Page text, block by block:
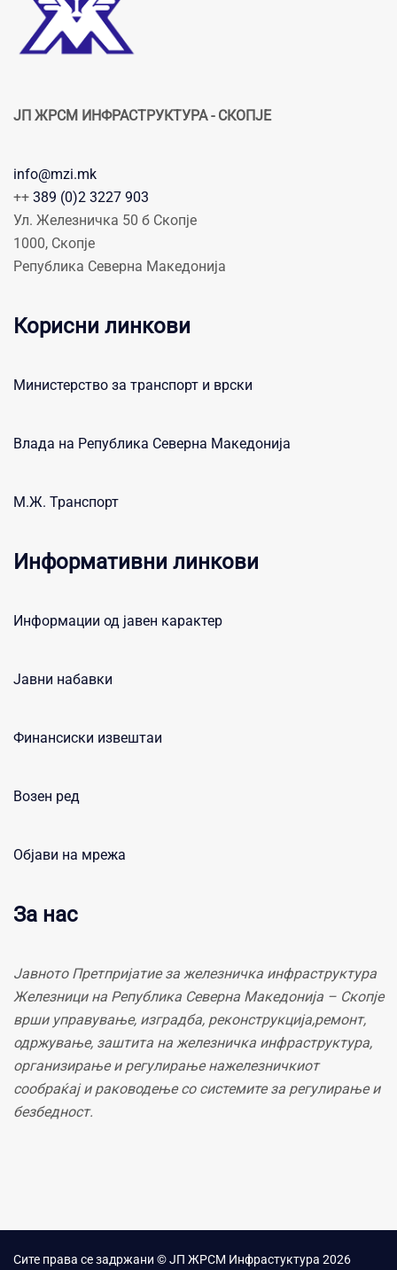
ЈП ЖРСМ ИНФРАСТРУКТУРА - СКОПЈЕ
info@mzi.mk
++ 389 (0)2 3227 903
Ул. Железничка 50 б Скопје
1000, Скопје
Република Северна Македонија
Корисни линкови
Министерство за транспорт и врски
Влада на Република Северна Македонија
М.Ж. Транспорт
Информативни линкови
Информации од јавен карактер
Јавни набавки
Финансиски извештаи
Возен ред
Објави на мрежа
За нас
Јавното Претпријатие за железничка инфраструктура
Железници на Република Северна Македонија – Скопје
врши управување, изградба, реконструкција,ремонт,
одржување, заштита на железничка инфраструктура,
организирање и регулирање нажелезничкиот
сообраќај и раководење со системите за регулирање и
безбедност.
Сите права се задржани © ЈП ЖРСМ Инфрастуктура 2026